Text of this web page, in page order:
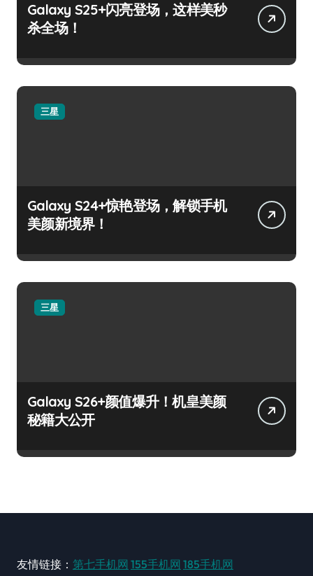
Galaxy S25+闪亮登场，这样美秒
杀全场！
三星
Galaxy S24+惊艳登场，解锁手机
美颜新境界！
三星
Galaxy S26+颜值爆升！机皇美颜
秘籍大公开
友情链接： 第七手机网 155手机网 185手机网